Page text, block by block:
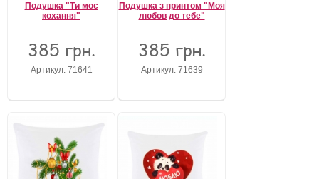
Подушка "Ти моє
кохання"
385 грн.
Артикул: 71641
Подушка з принтом "Моя
любов до тебе"
385 грн.
Артикул: 71639